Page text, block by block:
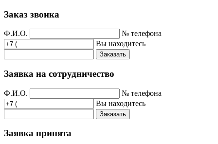
Заказ звонка
Ф.И.О.
№ телефона
Вы находитесь
Заказать
Заявка на сотрудничество
Ф.И.О.
№ телефона
Вы находитесь
Заказать
Заявка принята